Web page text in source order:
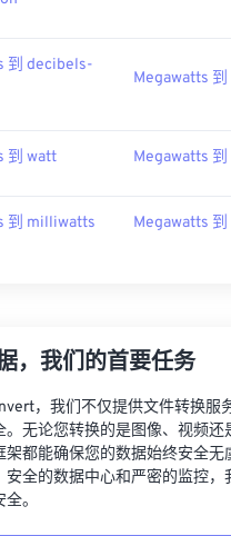
到 decibels-
Megawatts
到 watt Megawatts
到 milliwatts Megawatts
，我们的首要任务
，我们不仅提供文件转换服
。无论您转换的是图像、视频还
架都能确保您的数据始终安全无
安全的数据中心和严密的监控，
。